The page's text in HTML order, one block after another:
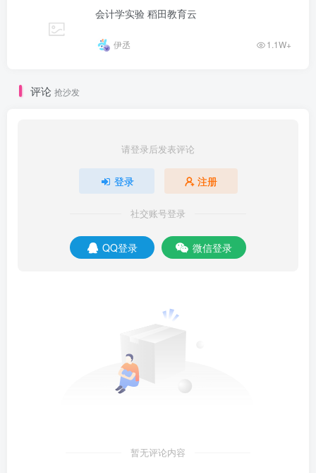
会计学实验 稻田教育云
伊丞 1.1W+
评论 抢沙发
请登录后发表评论
登录 注册
社交账号登录
QQ登录 微信登录
暂无评论内容